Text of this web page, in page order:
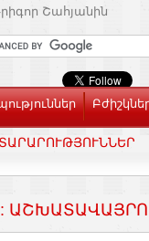
Շահյանին